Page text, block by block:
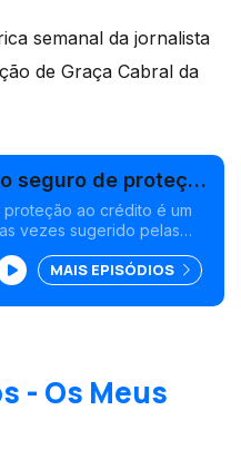
semanal da jornalista
de Graça Cabral da
seguro de proteção
ao crédito é um
vezes sugerido pelas
um crédito.
MAIS EPISÓDIOS
- Os Meus